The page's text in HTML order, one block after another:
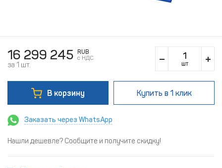
16 299 245
RUB
c НДС
за 1 шт. шт
В корзину Купить в 1 клик
Заказать через WhatsApp
Нашли дешевле? Сообщите и получите скидку!